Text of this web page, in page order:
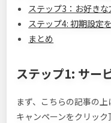
ステップ3：お好き
ステップ4: 初期設定
まとめ
ステップ1: サー
まず、こちらの記事の
キャンペーンをクリッ